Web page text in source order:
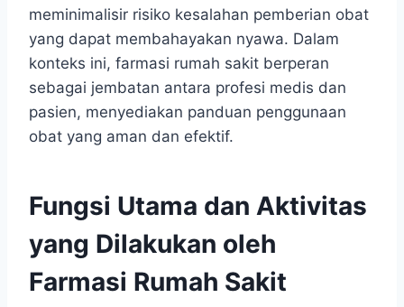
meminimalisir risiko kesalahan pemberian obat
yang dapat membahayakan nyawa. Dalam
konteks ini, farmasi rumah sakit berperan
sebagai jembatan antara profesi medis dan
pasien, menyediakan panduan penggunaan
obat yang aman dan efektif.
Fungsi Utama dan Aktivitas
yang Dilakukan oleh
Farmasi Rumah Sakit